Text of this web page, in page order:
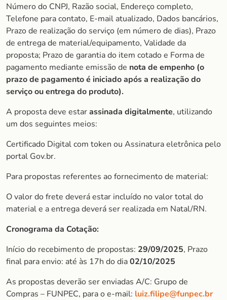
Número do CNPJ, Razão social, Endereço completo,
Telefone para contato, E-mail atualizado, Dados bancários,
Prazo de realização do serviço (em número de dias), Prazo
de entrega de material/equipamento, Validade da
proposta; Prazo de garantia do item cotado e Forma de
pagamento mediante emissão de nota de empenho (o
prazo de pagamento é iniciado após a realização do
serviço ou entrega do produto).
A proposta deve estarassinada digitalmente, utilizando
um dos seguintes meios:
Certificado Digital com token ou Assinatura eletrônica pelo
portal Gov.br.
Para propostas referentes ao fornecimento de material:
O valor do frete deverá estar incluído no valor total do
material e a entrega deverá ser realizada em Natal/RN.
Cronograma da Cotação:
Início do recebimento de propostas: 29/09/2025, Prazo
final para envio: até às 17h do dia02/10/2025
As propostas deverão ser enviadas A/C: Grupo de
Compras – FUNPEC, para o e-mail: luiz.filipe@funpec.br